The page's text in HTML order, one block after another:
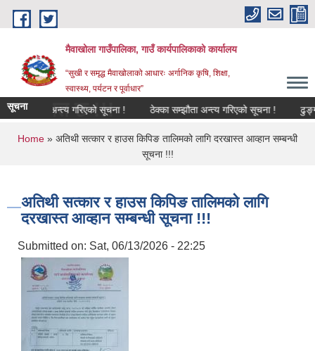
Skip to main content
मैवाखोला गाउँपालिका, गाउँ कार्यपालिकाको कार्यालय
“सुखी र समृद्ध मैवाखोलाको आधारः अर्गानिक कृषि, शिक्षा,
स्वास्थ्य, पर्यटन र पूर्वाधार”
छ !!!
सूचना
सम्झौता अन्त्य गरिएको सूचना ! ठेक्का सम्झौता अन्त्य गरिएको सूचना !
You are here
Home » अतिथी सत्कार र हाउस किपिङ तालिमको लागि दरखास्त आव्हान सम्बन्धी
सूचना !!!
अतिथी सत्कार र हाउस किपिङ तालिमको लागि
दरखास्त आव्हान सम्बन्धी सूचना !!!
Submitted on: Sat, 06/13/2026 - 22:25